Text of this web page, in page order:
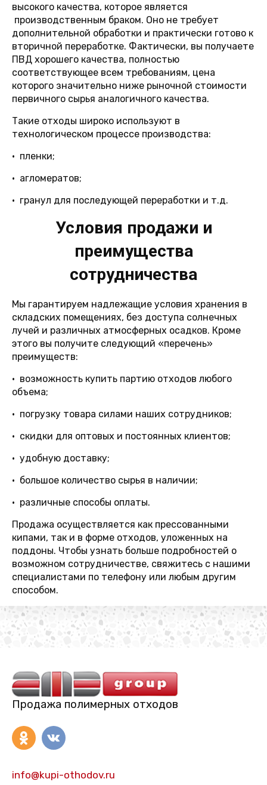
высокого качества, которое является
производственным браком. Оно не требует
дополнительной обработки и практически готово к
вторичной переработке. Фактически, вы получаете
ПВД хорошего качества, полностью
соответствующее всем требованиям, цена
которого значительно ниже рыночной стоимости
первичного сырья аналогичного качества.
Такие отходы широко используют в
технологическом процессе производства:
• пленки;
• агломератов;
• гранул для последующей переработки и т.д.
Условия продажи и
преимущества
сотрудничества
Мы гарантируем надлежащие условия хранения в
складских помещениях, без доступа солнечных
лучей и различных атмосферных осадков. Кроме
этого вы получите следующий «перечень»
преимуществ:
• возможность купить партию отходов любого
объема;
• погрузку товара силами наших сотрудников;
• скидки для оптовых и постоянных клиентов;
• удобную доставку;
• большое количество сырья в наличии;
• различные способы оплаты.
Продажа осуществляется как прессованными
кипами, так и в форме отходов, уложенных на
поддоны. Чтобы узнать больше подробностей о
возможном сотрудничестве, свяжитесь с нашими
специалистами по телефону или любым другим
способом.
Продажа полимерных отходов
info@kupi-othodov.ru